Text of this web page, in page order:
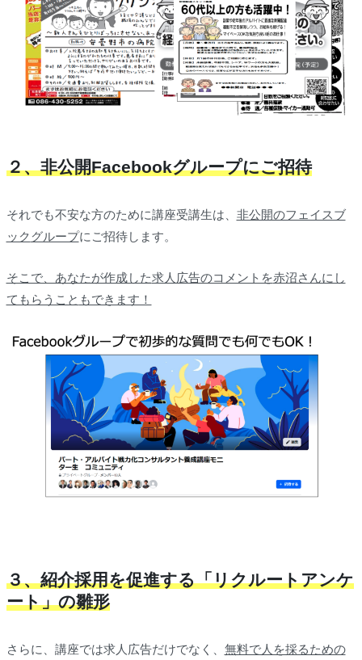
２、非公開Facebookグループにご招待
それでも不安な方のために講座受講生は、 非公開のフェイスブ
ックグループにご招待します。
そこで、あなたが作成した求人広告のコメントを赤沼さんにし
てもらうこと もできます！
３、紹介採用を促進する「リクルートアンケ
ート」の雛形
さらに、講座では求人広告だけでなく、 無料で人を採るための